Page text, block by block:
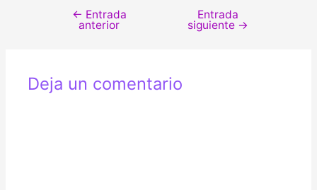
Navegación
← Entrada
anterior
Entrada
siguiente →
Deja un comentario